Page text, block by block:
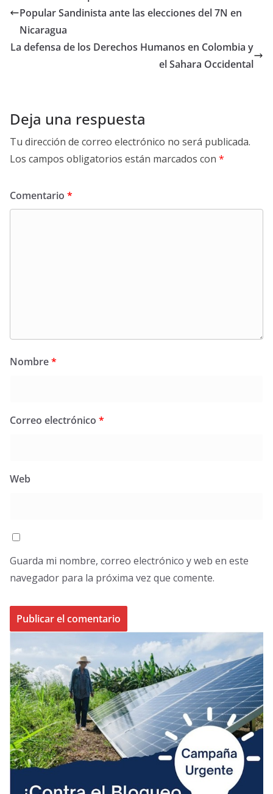
Popular Sandinista ante las elecciones del 7N en
Nicaragua
La defensa de los Derechos Humanos en Colombia y
el Sahara Occidental
Deja una respuesta
Tu dirección de correo electrónico no será publicada.
Los campos obligatorios están marcados con *
Comentario *
Nombre*
Correo electrónico *
Web
Guarda mi nombre, correo electrónico y web en este
navegador para la próxima vez que comente.